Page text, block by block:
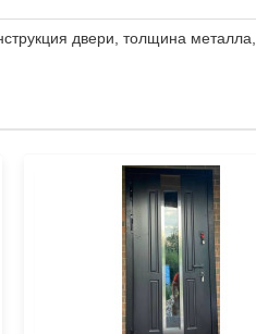
двери, толщина металла,